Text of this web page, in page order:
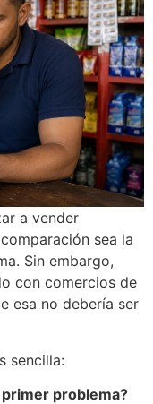
a vender
sea la
Sin embargo,
con comercios de
esa no debería ser
sencilla:
problema?